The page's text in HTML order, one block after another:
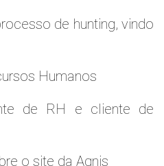
de hunting, vindo
Humanos
de RH e cliente de
o site da Agnis